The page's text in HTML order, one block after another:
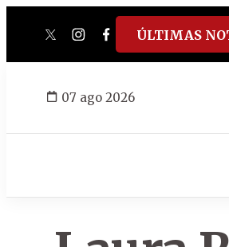
twitterinstagram
facebook
tiktokyoutube
ÚLTIMAS
07 ago 2026